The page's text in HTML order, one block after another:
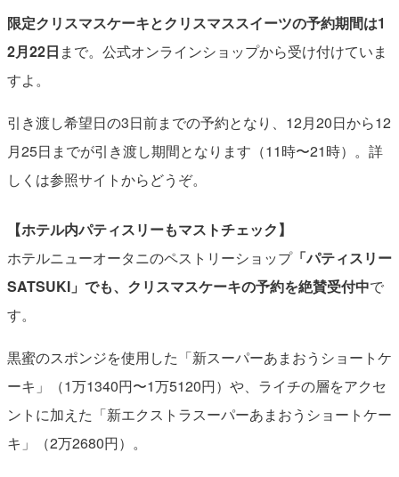
限定クリスマスケーキとクリスマススイーツの予約期間は1
2月22日 まで。公式オンラインショップから受け付けていま
すよ。
引き渡し希望日の3日前までの予約となり、12月20日から12
月25日までが引き渡し期間となります（11時〜21時）。詳
しくは参照サイトからどうぞ。
【ホテル内パティスリーもマストチェック】
ホテルニューオータニのペストリーショップ「パティスリー
SATSUKI」でも、クリスマスケーキの予約を絶賛受付中で
す。
黒蜜のスポンジを使用した「新スーパーあまおうショートケ
ーキ」（1万1340円〜1万5120円）や、ライチの層をアクセ
ントに加えた「新エクストラスーパーあまおうショートケー
キ」（2万2680円）。